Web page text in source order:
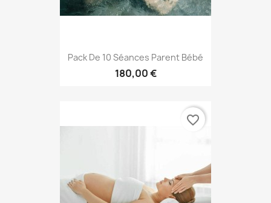
Pack De 10 Séances Parent Bébé
180,00 €
favorite_border